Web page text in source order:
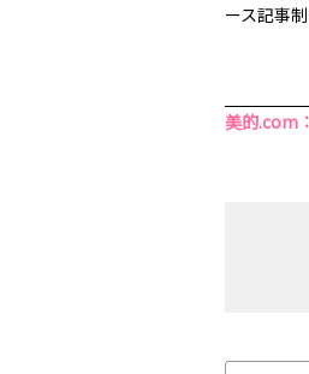
ース記事
美的.com：